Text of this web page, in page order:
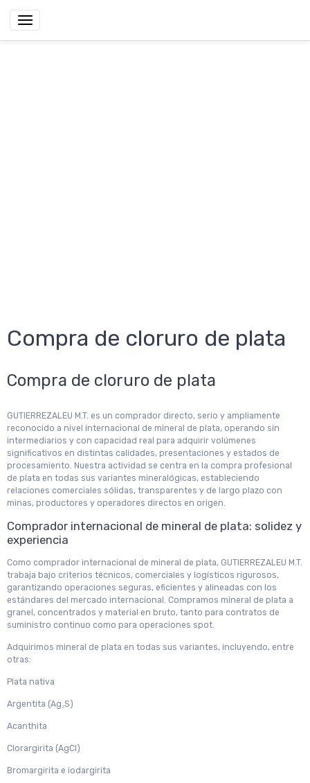
Compra de cloruro de plata
Compra de cloruro de plata
GUTIERREZALEU M.T. es un comprador directo, serio y ampliamente
reconocido a nivel internacional de mineral de plata, operando sin
intermediarios y con capacidad real para adquirir volúmenes
significativos en distintas calidades, presentaciones y estados de
procesamiento. Nuestra actividad se centra en la compra profesional
de plata en todas sus variantes mineralógicas, estableciendo
relaciones comerciales sólidas, transparentes y de largo plazo con
minas, productores y operadores directos en origen.
Comprador internacional de mineral de plata: solidez y
experiencia
Como comprador internacional de mineral de plata, GUTIERREZALEU M.T.
trabaja bajo criterios técnicos, comerciales y logísticos rigurosos,
garantizando operaciones seguras, eficientes y alineadas con los
estándares del mercado internacional. Compramos mineral de plata a
granel, concentrados y material en bruto, tanto para contratos de
suministro continuo como para operaciones spot.
Adquirimos mineral de plata en todas sus variantes, incluyendo, entre
otras:
Plata nativa
Argentita (Ag₂S)
Acanthita
Clorargirita (AgCl)
Bromargirita e iodargirita